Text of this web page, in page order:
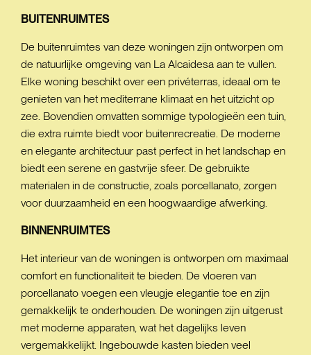
BUITENRUIMTES
De buitenruimtes van deze woningen zijn ontworpen om
de natuurlijke omgeving van La Alcaidesa aan te vullen.
Elke woning beschikt over een privéterras, ideaal om te
genieten van het mediterrane klimaat en het uitzicht op
zee. Bovendien omvatten sommige typologieën een tuin,
die extra ruimte biedt voor buitenrecreatie. De moderne
en elegante architectuur past perfect in het landschap en
biedt een serene en gastvrije sfeer. De gebruikte
materialen in de constructie, zoals porcellanato, zorgen
voor duurzaamheid en een hoogwaardige afwerking.
BINNENRUIMTES
Het interieur van de woningen is ontworpen om maximaal
comfort en functionaliteit te bieden. De vloeren van
porcellanato voegen een vleugje elegantie toe en zijn
gemakkelijk te onderhouden. De woningen zijn uitgerust
met moderne apparaten, wat het dagelijks leven
vergemakkelijkt. Ingebouwde kasten bieden veel